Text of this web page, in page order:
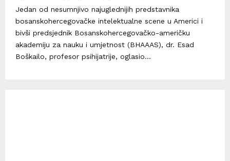
Jedan od nesumnjivo najuglednijih predstavnika
bosanskohercegovačke intelektualne scene u Americi i
bivši predsjednik Bosanskohercegovačko-američku
akademiju za nauku i umjetnost (BHAAAS), dr. Esad
Boškailo, profesor psihijatrije, oglasio...